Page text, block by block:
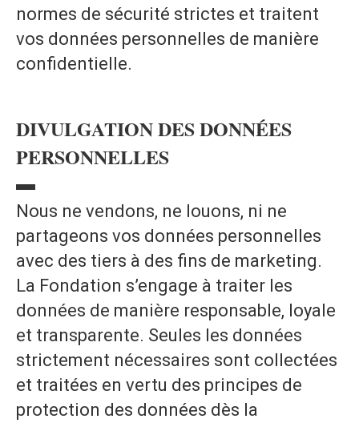
normes de sécurité strictes et traitent
vos données personnelles de manière
confidentielle.
DIVULGATION DES DONNÉES
PERSONNELLES
▬
Nous ne vendons, ne louons, ni ne
partageons vos données personnelles
avec des tiers à des fins de marketing.
La Fondation s’engage à traiter les
données de manière responsable, loyale
et transparente. Seules les données
strictement nécessaires sont collectées
et traitées en vertu des principes de
protection des données dès la